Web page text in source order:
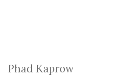
Phad Kaprow